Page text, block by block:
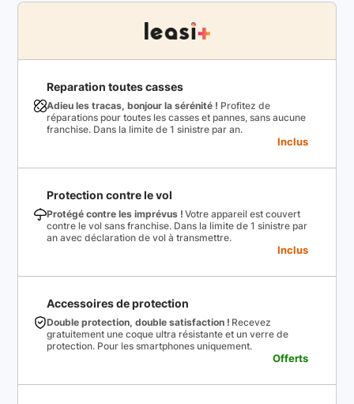
Reparation toutes casses
Adieu les tracas, bonjour la sérénité ! Profitez de
réparations pour toutes les casses et pannes, sans aucune
franchise. Dans la limite de 1 sinistre par an.
Inclus
Protection contre le vol
Protégé contre les imprévus ! Votre appareil est couvert
contre le vol sans franchise. Dans la limite de 1 sinistre par
an avec déclaration de vol à transmettre.
Inclus
Accessoires de protection
Double protection, double satisfaction ! Recevez
gratuitement une coque ultra résistante et un verre de
protection. Pour les smartphones uniquement.
Offerts